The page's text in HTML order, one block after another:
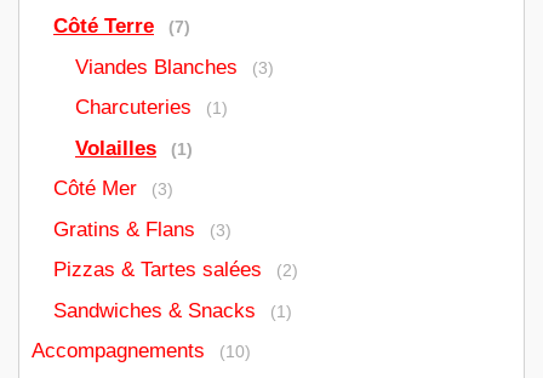
Côté Terre (7)
Viandes Blanches (3)
Charcuteries (1)
Volailles (1)
Côté Mer (3)
Gratins & Flans (3)
Pizzas & Tartes salées (2)
Sandwiches & Snacks (1)
Accompagnements (10)